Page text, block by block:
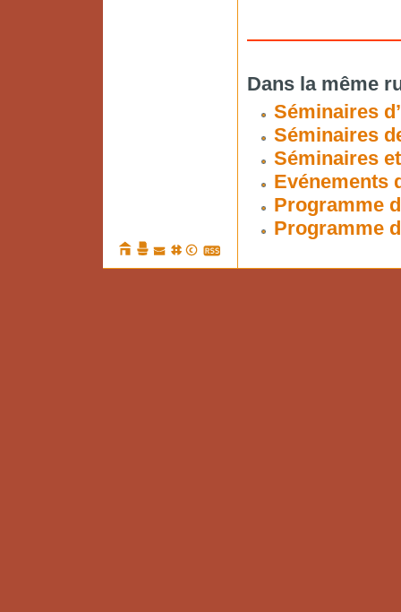
Dans la même
Séminaires
Séminaires
Séminaires
Evénements
Programme
Programme